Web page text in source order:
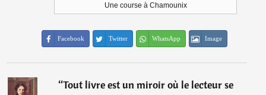
Une course à Chamounix
Facebook Twitter WhatsApp Image
“Tout livre est un miroir où le lecteur se